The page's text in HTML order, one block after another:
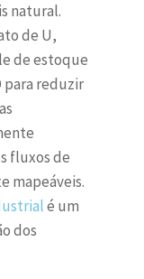
natural.
de U,
de estoque
para reduzir
fluxos de
mapeáveis.
é um
dos